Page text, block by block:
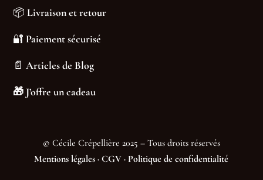
📦Livraison et retour
🔐 Paiement sécurisé
📄Articles de Blog
🎁 J’offre un cadeau
© Cécile Crépellière 2025 – Tous droits réservés
Mentions légales ·CGV · Politique de confidentialité